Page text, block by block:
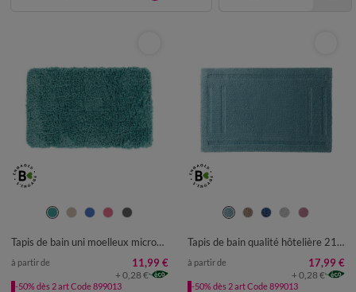
TAPIS DE BAIN : 50X80CM
Tapis de bain uni moelleux microfibre
à partir de 11,99 €
+ 0,28 €
-50% dès 2 art Code 899013
TAPIS DE BAIN : 50X80CM
Tapis de bain qualité hôtelière 2100 g/m²
à partir de 17,99 €
+ 0,28 €
-50% dès 2 art Code 899013